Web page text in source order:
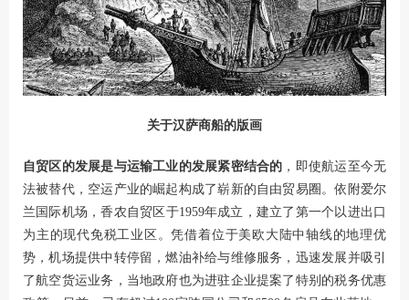
关于汉萨商船的版画
自贸区的发展是与运输工业的发展紧密结合的 ，即使航运至今无
法被替代，空运产业的崛起构成了崭新的自由贸易圈。依附爱尔
兰国际机场，香农自贸区于1959年成立，建立了第一个以进出口
为主的现代免税工业区。凭借着位于美欧大陆中轴线的地理优
势，机场提供中转停留，燃油补给与维修服务，迅速发展并吸引
了航空货运业务，当地政府也为进驻企业提案了特别的税务优惠